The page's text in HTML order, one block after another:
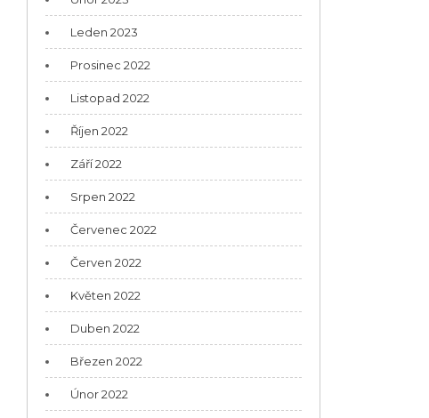
Leden 2023
Prosinec 2022
Listopad 2022
Říjen 2022
Září 2022
Srpen 2022
Červenec 2022
Červen 2022
Květen 2022
Duben 2022
Březen 2022
Únor 2022